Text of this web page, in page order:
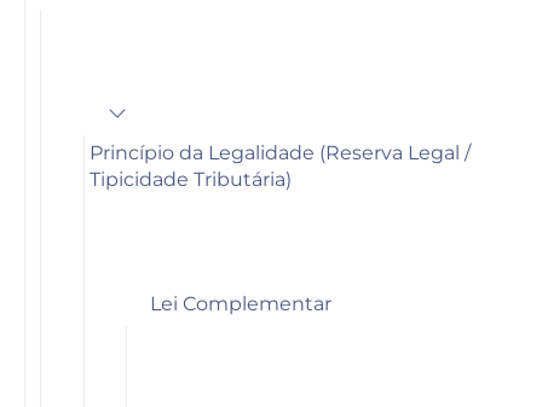
Princípio da Legalidade (Reserva Legal /
Tipicidade Tributária)
Lei Complementar